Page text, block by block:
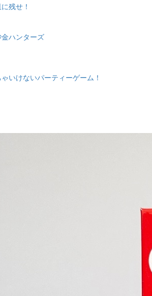
残せ！
ハンターズ
いけないパーティーゲーム！